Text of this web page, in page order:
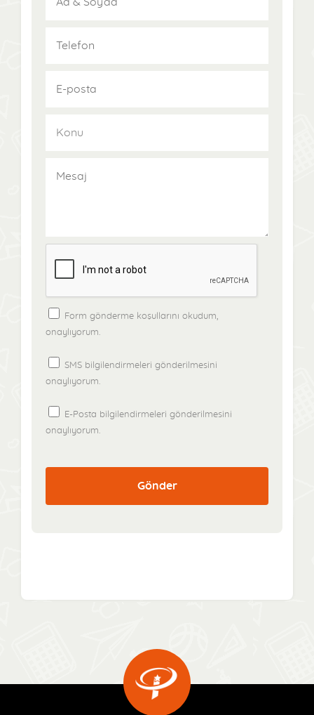
Form gönderme koşullarını okudum,
onaylıyorum.
SMS bilgilendirmeleri gönderilmesini
onaylıyorum.
E-Posta bilgilendirmeleri gönderilmesini
onaylıyorum.
Gönder